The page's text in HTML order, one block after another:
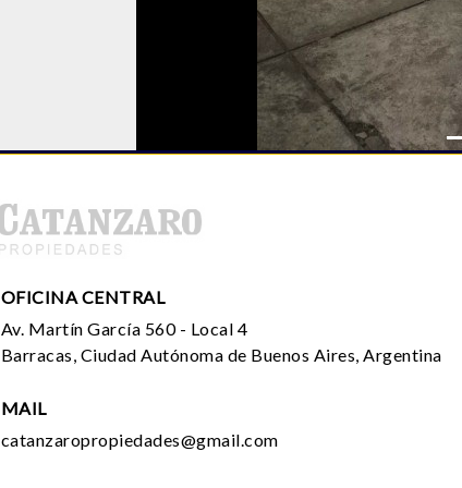
OFICINA CENTRAL
Av. Martín García 560 - Local 4
Barracas, Ciudad Autónoma de Buenos Aires, Argentina
MAIL
catanzaropropiedades@gmail.com